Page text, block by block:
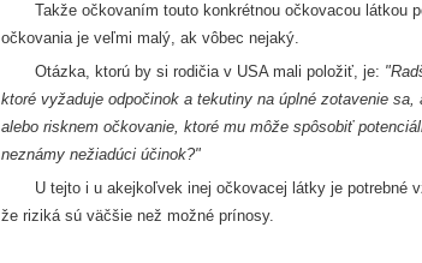
Takže očkovaním touto konkrétnou očkovacou látkou
očkovania je veľmi malý, ak vôbec nejaký.
Otázka, ktorú by si rodičia v USA mali položiť, je:
ktoré vyžaduje odpočinok a tekutiny na úplné zotavenie
alebo risknem očkovanie, ktoré mu môže spôsobiť
neznámy nežiadúci účinok?"
U tejto i u akejkoľvek inej očkovacej látky je potrebné
že riziká sú väčšie než možné prínosy.